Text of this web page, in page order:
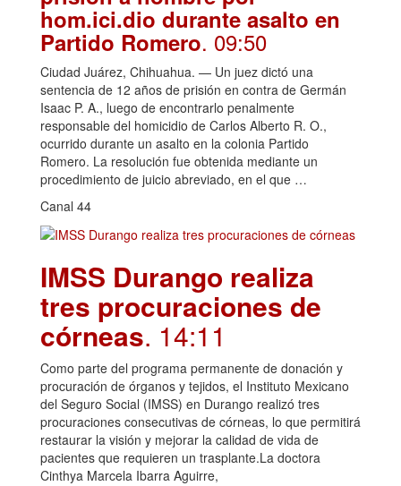
hom.ici.dio durante asalto en
Partido Romero. 09:50
Ciudad Juárez, Chihuahua. — Un juez dictó una
sentencia de 12 años de prisión en contra de Germán
Isaac P. A., luego de encontrarlo penalmente
responsable del homicidio de Carlos Alberto R. O.,
ocurrido durante un asalto en la colonia Partido
Romero. La resolución fue obtenida mediante un
procedimiento de juicio abreviado, en el que …
Canal 44
IMSS Durango realiza
tres procuraciones de
córneas. 14:11
Como parte del programa permanente de donación y
procuración de órganos y tejidos, el Instituto Mexicano
del Seguro Social (IMSS) en Durango realizó tres
procuraciones consecutivas de córneas, lo que permitirá
restaurar la visión y mejorar la calidad de vida de
pacientes que requieren un trasplante.La doctora
Cinthya Marcela Ibarra Aguirre,